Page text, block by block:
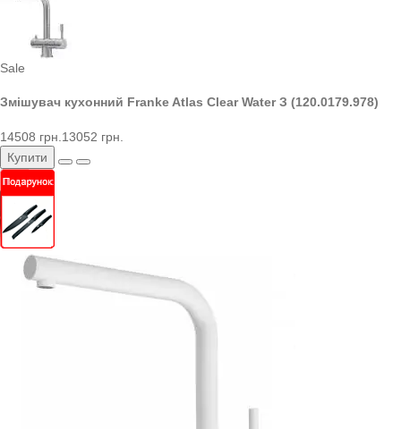
Sale
Змішувач кухонний Franke Atlas Clear Water З (120.0179.978)
14508 грн. 13052 грн.
Купити